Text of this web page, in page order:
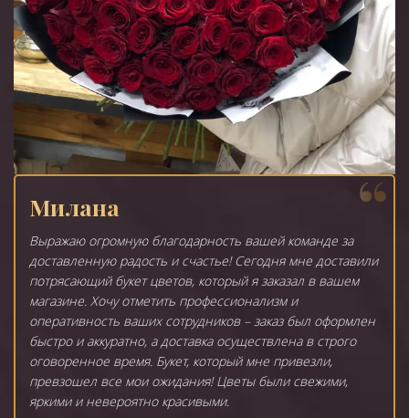
Милана
Выражаю огромную благодарность вашей команде за
доставленную радость и счастье! Сегодня мне доставили
потрясающий букет цветов, который я заказал в вашем
магазине. Хочу отметить профессионализм и
оперативность ваших сотрудников – заказ был оформлен
быстро и аккуратно, а доставка осуществлена в строго
оговоренное время. Букет, который мне привезли,
превзошел все мои ожидания! Цветы были свежими,
яркими и невероятно красивыми.